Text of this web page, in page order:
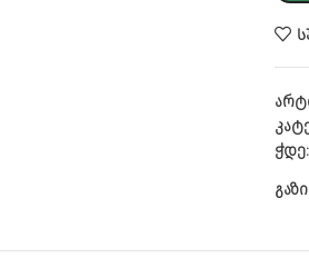
ჭდე: